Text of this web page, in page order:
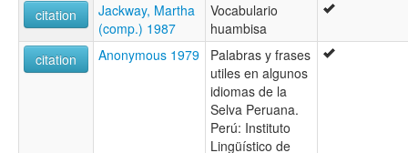
citation
Jackway, Martha
(comp.) 1987
Vocabulario
huambisa
citation
Anonymous 1979
Palabras y frases
utiles en algunos
idiomas de la
Selva Peruana.
Perú: Instituto
Lingüístico de